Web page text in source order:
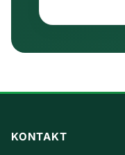
KONTAKT